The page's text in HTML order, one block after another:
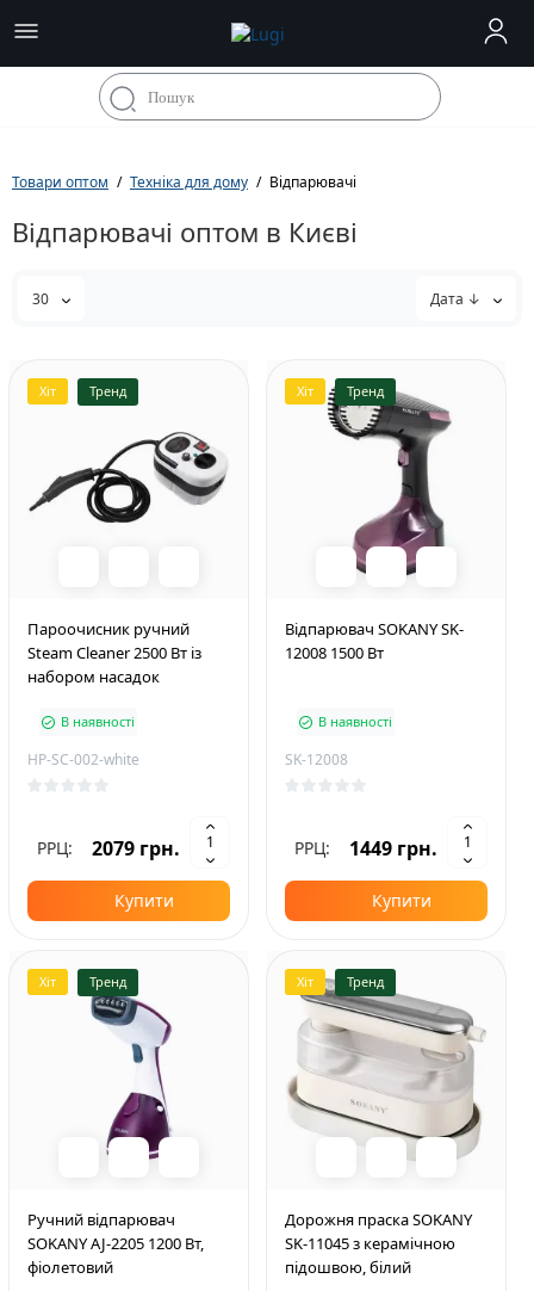
Товари оптом Техніка для дому Відпарювачі
Відпарювачі оптом в Києві
30 Дата ↓
Хіт Тренд
Пароочисник ручний
Steam Cleaner 2500 Вт із
набором насадок
В наявності
HP-SC-002-white
РРЦ: 2079 грн.
Купити
Хіт Тренд
Відпарювач SOKANY SK-
12008 1500 Вт
В наявності
SK-12008
РРЦ: 1449 грн.
Купити
Хіт Тренд
Ручний відпарювач
SOKANY AJ-2205 1200 Вт,
фіолетовий
Хіт Тренд
Дорожня праска SOKANY
SK-11045 з керамічною
підошвою, білий